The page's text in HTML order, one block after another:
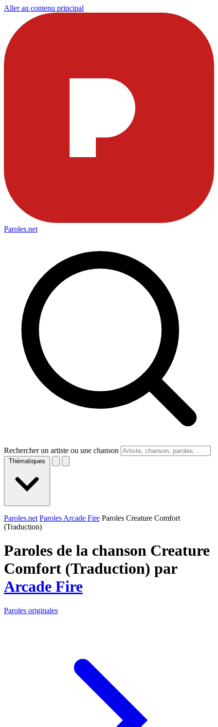
Aller au contenu principal
Paroles.net
Rechercher un artiste ou une chanson
Thématiques
Paroles.net Paroles Arcade Fire Paroles Creature Comfort
(Traduction)
Paroles de la chanson Creature
Comfort (Traduction) par
Arcade Fire
Paroles originales